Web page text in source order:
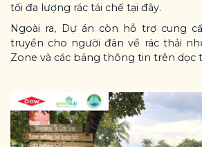
tối đa lượng rác tái chế tại đây.
Ngoài ra, Dự án còn hỗ trợ cung
truyền cho người đân về rác thải
Zone và các bảng thông tin trên dọc